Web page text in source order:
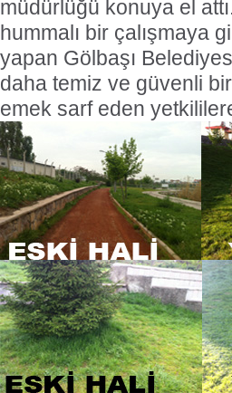
müdürlüğü konuya el
hummalı bir çalışmaya
yapan Gölbaşı
daha temiz ve güvenli
emek sarf eden